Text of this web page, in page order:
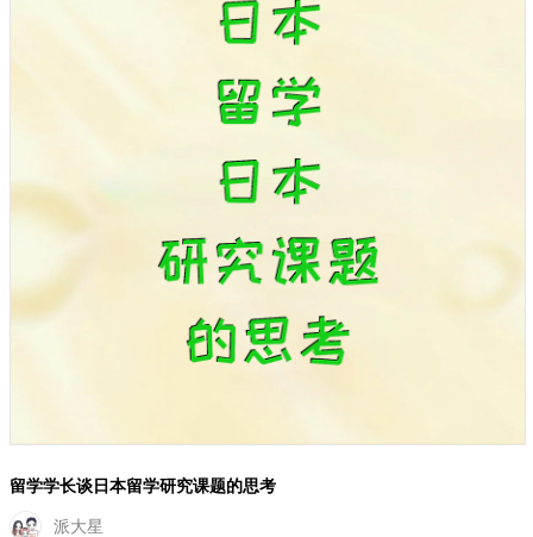
留学学长谈日本留学研究课题的思考
派大星